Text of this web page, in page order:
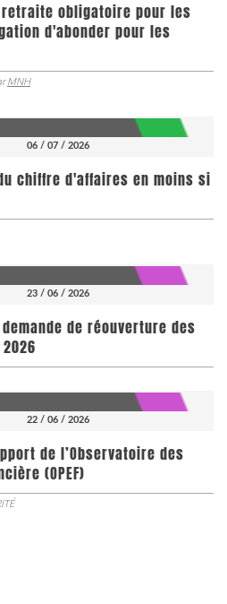
retraite obligatoire pour les
d'abonder pour les
MNH
06 / 07 / 2026
chiffre d'affaires en moins si
23 / 06 / 2026
demande de réouverture des
22 / 06 / 2026
de l’Observatoire des
(OPEF)